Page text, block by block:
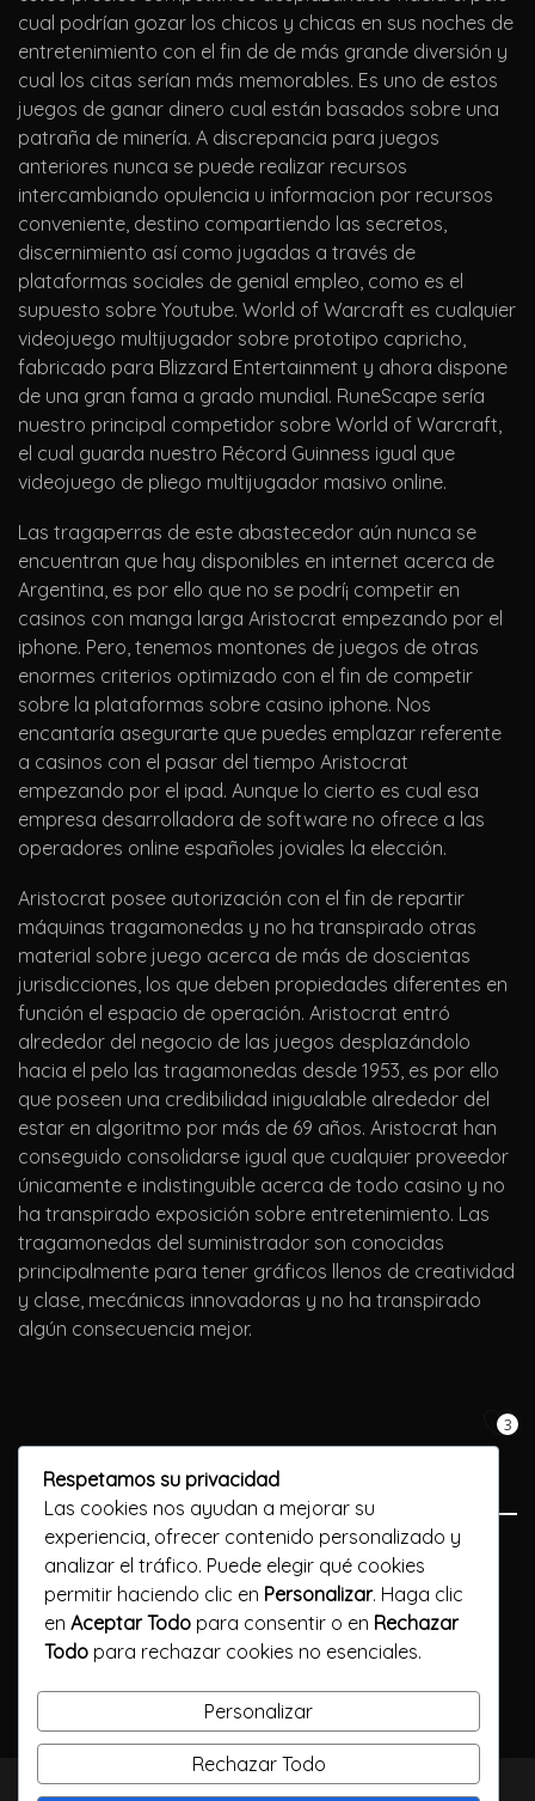
cual podrían gozar los chicos y chicas en sus noches de
entretenimiento con el fin de de más grande diversión y
cual los citas serían más memorables. Es uno de estos
juegos de ganar dinero cual están basados sobre una
patraña de minería. A discrepancia para juegos
anteriores nunca se puede realizar recursos
intercambiando opulencia u informacion por recursos
conveniente, destino compartiendo las secretos,
discernimiento así­ como jugadas a través de
plataformas sociales de genial empleo, como es el
supuesto sobre Youtube. World of Warcraft es cualquier
videojuego multijugador sobre prototipo capricho,
fabricado para Blizzard Entertainment y ahora dispone
de una gran fama a grado mundial. RuneScape serí­a
nuestro principal competidor sobre World of Warcraft,
el cual guarda nuestro Récord Guinness igual que
videojuego de pliego multijugador masivo online.
Las tragaperras de este abastecedor aún nunca se
encuentran que hay disponibles en internet acerca de
Argentina, es por ello que no se podrí¡ competir en
casinos con manga larga Aristocrat empezando por el
iphone. Pero, tenemos montones de juegos de otras
enormes criterios optimizado con el fin de competir
sobre la plataformas sobre casino iphone. Nos
encantaría asegurarte que puedes emplazar referente
a casinos con el pasar del tiempo Aristocrat
empezando por el ipad. Aunque lo cierto es cual esa
empresa desarrolladora de software no ofrece a las
operadores online españoles joviales la elección.
Aristocrat posee autorización con el fin de repartir
máquinas tragamonedas y no ha transpirado otras
material sobre juego acerca de más de doscientas
jurisdicciones, los que deben propiedades diferentes en
función el espacio de operación. Aristocrat entró
alrededor del negocio de las juegos desplazándolo
hacia el pelo las tragamonedas desde 1953, es por ello
que poseen una credibilidad inigualable alrededor del
estar en algoritmo por más de 69 años. Aristocrat han
conseguido consolidarse igual que cualquier proveedor
únicamente e indistinguible acerca de todo casino y no
ha transpirado exposición sobre entretenimiento. Las
tragamonedas del suministrador son conocidas
principalmente para tener gráficos llenos de creatividad
y clase, mecánicas innovadoras y no ha transpirado
algún consecuencia mejor.
3
Previous Post
Soltar Juegos Casino Gratuito
Next Post
17 paginas seguros para soltar juegos Pc sin cargo
Respetamos su privacidad
Las cookies nos ayudan a mejorar su
experiencia, ofrecer contenido personalizado y
analizar el tráfico. Puede elegir qué cookies
permitir haciendo clic en Personalizar. Haga clic
en Aceptar Todo para consentir o en Rechazar
Todo para rechazar cookies no esenciales.
Personalizar
Rechazar Todo